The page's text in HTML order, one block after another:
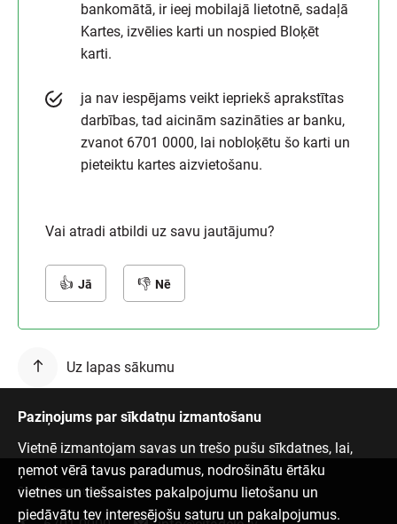
bankomātā, ir ieej mobilajā lietotnē, sadaļā
Kartes, izvēlies karti un nospied Bloķēt
karti.
ja nav iespējams veikt iepriekš aprakstītas
darbības, tad aicinām sazināties ar banku,
zvanot 6701 0000, lai nobloķētu šo karti un
pieteiktu kartes aizvietošanu.
Vai atradi atbildi uz savu jautājumu?
Jā Nē
Uz lapas sākumu
Paziņojums par sīkdatņu izmantošanu
Vietnē izmantojam savas un trešo pušu sīkdatnes, lai,
ņemot vērā tavus paradumus, nodrošinātu ērtāku
vietnes un tiešsaistes pakalpojumu lietošanu un
piedāvātu tev interesējošu saturu un pakalpojumus.
Sazinies ar mums